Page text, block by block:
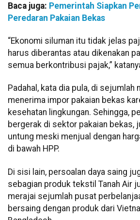
Baca juga: Pemerintah Siapkan
Peredaran Pakaian Bekas
“Ekonomi siluman itu tidak jelas
harus diberantas atau dikenakan
semua berkontribusi pajak,”
Padahal, kata dia pula, di sejumlah
menerima impor pakaian bekas
kesehatan lingkungan. Sehingga,
bergerak di sektor pakaian bekas,
untung meski menjual dengan
di bawah HPP.
Di sisi lain, persoalan daya saing
sebagian produk tekstil Tanah Air
merajai sejumlah pusat
bersaing dengan produk dari